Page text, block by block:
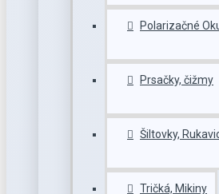
Polarizačné
Prsačky, čižmy
Šiltovky,
Tričká, Mikiny